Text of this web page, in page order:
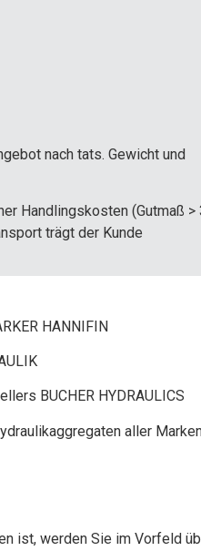
nach tats. Gewicht und
Handlingskosten (Gutmaß >
trägt der Kunde
HANNIFIN
BUCHER HYDRAULICS
aller
ist, werden Sie im Vorfeld